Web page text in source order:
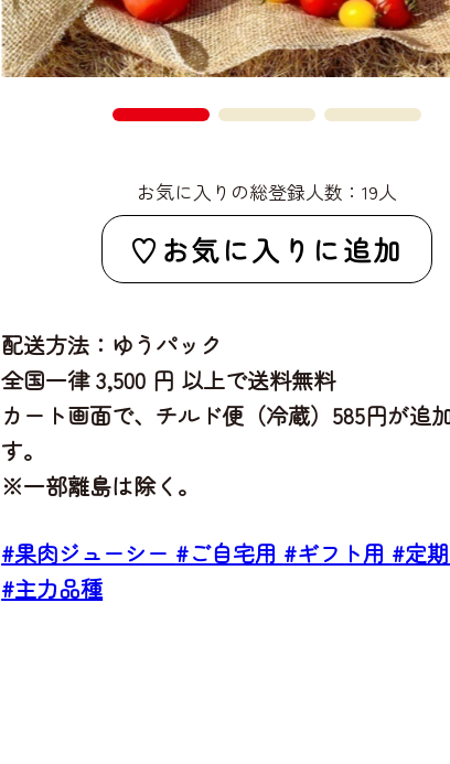
お気に入りの総登録人数：19人
お気に入りに追加
配送方法：ゆうパック
全国一律 3,500 円 以上で送料無料
カート画面で、チルド便（冷蔵）585円が追
す。
※一部離島は除く。
#果肉ジューシー #ご自宅用 #ギフト用 #定
#主力品種